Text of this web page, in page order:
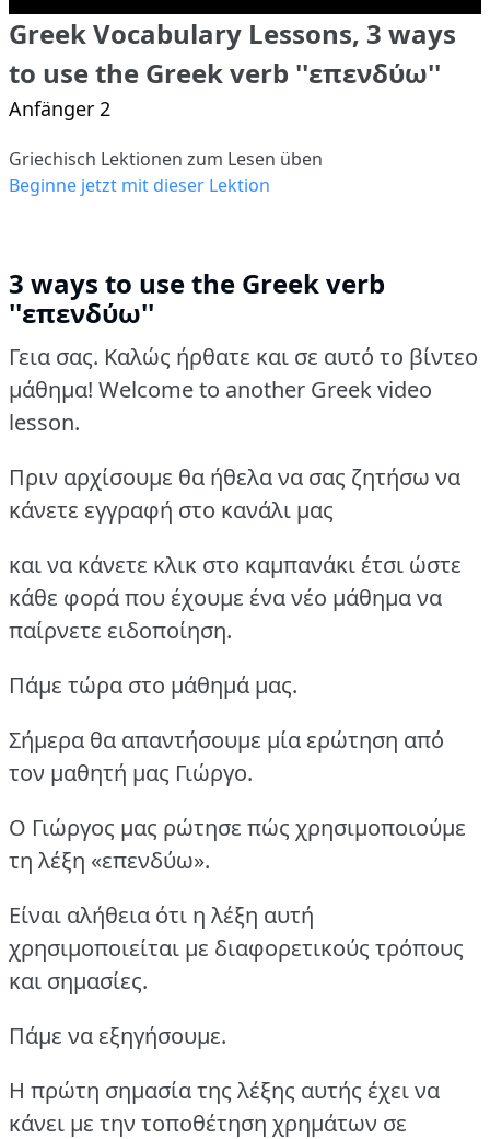
Greek Vocabulary Lessons, 3 ways
to use the Greek verb ''επενδύω''
Anfänger 2
Griechisch Lektionen zum Lesen üben
Beginne jetzt mit dieser Lektion
3 ways to use the Greek verb
''επενδύω''
Γεια σας. Καλώς ήρθατε και σε αυτό το βίντεο
μάθημα! Welcome to another Greek video
lesson.
Πριν αρχίσουμε θα ήθελα να σας ζητήσω να
κάνετε εγγραφή στο κανάλι μας
και να κάνετε κλικ στο καμπανάκι έτσι ώστε
κάθε φορά που έχουμε ένα νέο μάθημα να
παίρνετε ειδοποίηση.
Πάμε τώρα στο μάθημά μας.
Σήμερα θα απαντήσουμε μία ερώτηση από
τον μαθητή μας Γιώργο.
Ο Γιώργος μας ρώτησε πώς χρησιμοποιούμε
τη λέξη «επενδύω».
Είναι αλήθεια ότι η λέξη αυτή
χρησιμοποιείται με διαφορετικούς τρόπους
και σημασίες.
Πάμε να εξηγήσουμε.
Η πρώτη σημασία της λέξης αυτής έχει να
κάνει με την τοποθέτηση χρημάτων σε